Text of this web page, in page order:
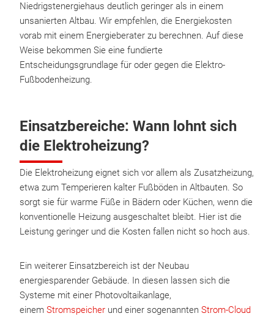
Niedrigstenergiehaus deutlich geringer als in einem
unsanierten Altbau. Wir empfehlen, die Energiekosten
vorab mit einem Energieberater zu berechnen. Auf diese
Weise bekommen Sie eine fundierte
Entscheidungsgrundlage für oder gegen die Elektro-
Fußbodenheizung.
Einsatzbereiche: Wann lohnt sich
die Elektroheizung?
Die Elektroheizung eignet sich vor allem als Zusatzheizung,
etwa zum Temperieren kalter Fußböden in Altbauten. So
sorgt sie für warme Füße in Bädern oder Küchen, wenn die
konventionelle Heizung ausgeschaltet bleibt. Hier ist die
Leistung geringer und die Kosten fallen nicht so hoch aus.
Ein weiterer Einsatzbereich ist der Neubau
energiesparender Gebäude. In diesen lassen sich die
Systeme mit einer Photovoltaikanlage,
einem Stromspeicher und einer sogenannten Strom-Cloud